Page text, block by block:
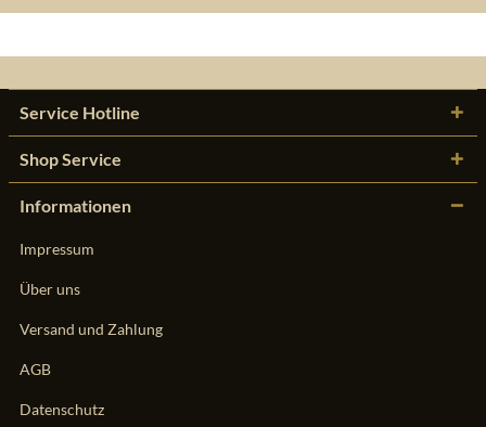
Service Hotline
Shop Service
Informationen
Impressum
Über uns
Versand und Zahlung
AGB
Datenschutz